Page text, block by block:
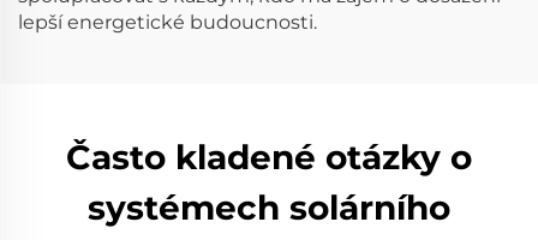
lepší energetické budoucnosti.
Často kladené otázky o
systémech solárního